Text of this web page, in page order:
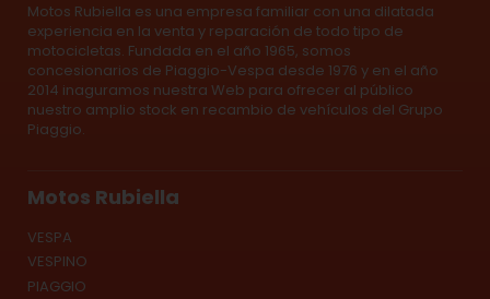
Motos Rubiella es una empresa familiar con una dilatada
experiencia en la venta y reparación de todo tipo de
motocicletas. Fundada en el año 1965, somos
concesionarios de Piaggio-Vespa desde 1976 y en el año
2014 inaguramos nuestra Web para ofrecer al público
nuestro amplio stock en recambio de vehículos del Grupo
Piaggio.
Motos Rubiella
VESPA
VESPINO
PIAGGIO